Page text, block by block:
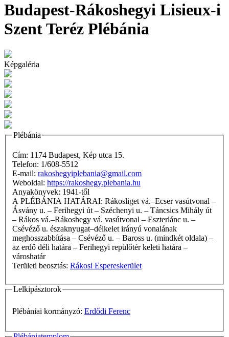
Budapest-Rákoshegyi Lisieux-i
Szent Teréz Plébánia
Képgaléria
Plébánia
Cím: 1174 Budapest, Kép utca 15.
Telefon: 1/608-5512
E-mail: rakoshegyiplebania@gmail.com
Weboldal: https://rakoshegy.plebania.hu
Anyakönyvek: 1941-től
A PLÉBÁNIA HATÁRAI: Rákosliget vá.–Ecser vasútvonal –
Ásvány u. – Ferihegyi út – Széchenyi u. – Táncsics Mihály út
– Rákos vá.–Rákoshegy vá. vasútvonal – Eszterlánc u. –
Csévéző u. északnyugat–délkelet irányú vonalának
meghosszabbítása – Csévéző u. – Baross u. (mindkét oldala) –
az erdő déli határa – Ferihegyi repülőtér keleti határa –
városhatár
Területi beosztás: Rákosi Espereskerület
Lelkipásztorok
Plébániai kormányzó: Erdődi Ferenc